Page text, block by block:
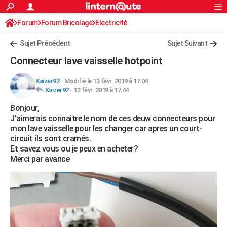
ACTUALITÉS
Politique
Société
Faits Divers
Education
Monde
Villes
+
FINANCE
Retraite
Impôts
Epargne
Immobilier
Risques naturels par ville
Banque
Assurance
Crédit
AUTO
Essais
Réserver un essai
Citadines
Berlines
SUV
Forum auto
+HIGH-TECH
Mobiles
Meilleur smartphone
Internet
Ordinateurs
Jeux vidéo
Guide high-tech
+BRICOLAGE
Forum
Aménagement intérieur
Extérieur
Cuisine
Salle de bains
Jardinage
Rangement
WEEK-END
Guides de France
Week-end nature
Alimentation
Guide de la santé
Maladies
Médicaments
Sommeil
VOYAGE
S'inscrire
Connexion
Forum Forum Bricolage Electricité
Sujet Précédent Sujet Suivant
Connecteur lave vaisselle hotpoint
Kaizer92- Modifié le 13 févr. 2019 à 17:04
Kaizer92- 13 févr. 2019 à 17:44
Bonjour,
J'aimerais connaitre le nom de ces deuw connecteurs pour
mon lave vaisselle pour les changer car apres un court-
circuit ils sont cramés.
Et savez vous ou je peux en acheter?
Merci par avance